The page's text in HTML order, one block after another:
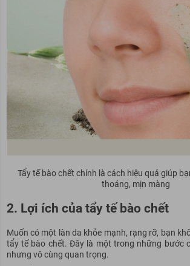
Tẩy tế bào chết chính là cách hiệu quả giúp
thoáng, mịn màng
2. Lợi ích của tẩy tế bào chết
Muốn có một làn da khỏe mạnh, rạng rỡ, bạn
tẩy tế bào chết. Đây là một trong những bước
nhưng vô cùng quan trọng.